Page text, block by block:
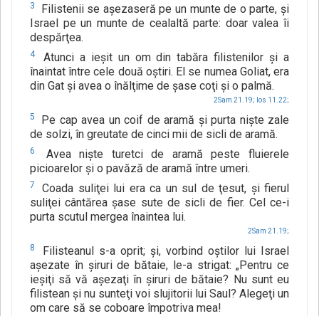
3
Filistenii se aşezaseră pe un munte de o parte, şi
Israel pe un munte de cealaltă parte: doar valea îi
despărţea.
4
Atunci a ieşit un om din tabăra filistenilor şi a
înaintat între cele două oştiri. El se numea Goliat, era
din Gat şi avea o înălţime de şase coţi şi o palmă.
2Sam 21.19; Ios 11.22;
5
Pe cap avea un coif de aramă şi purta nişte zale
de solzi, în greutate de cinci mii de sicli de aramă.
6
Avea nişte turetci de aramă peste fluierele
picioarelor şi o pavăză de aramă între umeri.
7
Coada suliţei lui era ca un sul de ţesut, şi fierul
suliţei cântărea şase sute de sicli de fier. Cel ce-i
purta scutul mergea înaintea lui.
2Sam 21.19;
8
Filisteanul s-a oprit; şi, vorbind oştilor lui Israel
aşezate în şiruri de bătaie, le-a strigat: „Pentru ce
ieşiţi să vă aşezaţi în şiruri de bătaie? Nu sunt eu
filistean şi nu sunteţi voi slujitorii lui Saul? Alegeţi un
om care să se coboare împotriva mea!